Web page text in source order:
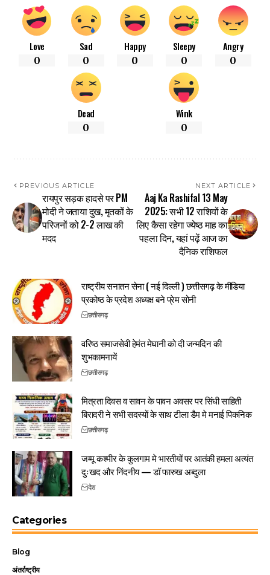
Love
0
Sad
0
Happy
0
Sleepy
0
Angry
0
Dead
0
Wink
0
PREVIOUS ARTICLE
रायपुर सड़क हादसे पर PM
मोदी ने जताया दुख, मृतकों के
परिजनों को 2-2 लाख की
मदद
NEXT ARTICLE
Aaj Ka Rashifal 13 May
2025: सभी 12 राशियों के
लिए कैसा रहेगा ज्येष्ठ माह का
पहला दिन, यहां पढ़ें आज का
दैनिक राशिफल
राष्ट्रीय सनातन सेना ( नई दिल्ली ) छत्तीसगढ़ के मीडिया
प्रकोष्ठ के प्रदेश अध्यक्ष बने प्रेम सोनी
छत्तीसगढ़
वरिष्ठ समाजसेवी हेमंत मेघानी को दी जन्मदिन की
शुभकामनायें
छत्तीसगढ़
मित्रता दिवस व सावन के पावन अवसर पर सिंधी साहिती
बिरादरी ने सभी सदस्यों के साथ टीला डैम मे मनाई पिकनिक
छत्तीसगढ़
जम्मू कश्मीर के कुलगाम मे भारतीयों पर आतंकी हमला अत्यंत
दुःखद और निंदनीय — डॉ फारुख अब्दुला
देश
Categories
Blog
अंतर्राष्ट्रीय